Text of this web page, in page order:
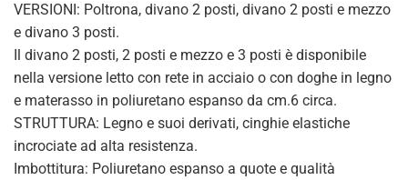
VERSIONI: Poltrona, divano 2 posti, divano 2 posti e mezzo
e divano 3 posti.
Il divano 2 posti, 2 posti e mezzo e 3 posti è disponibile
nella versione letto con rete in acciaio o con doghe in legno
e materasso in poliuretano espanso da cm.6 circa.
STRUTTURA: Legno e suoi derivati, cinghie elastiche
incrociate ad alta resistenza.
Imbottitura: Poliuretano espanso a quote e qualità